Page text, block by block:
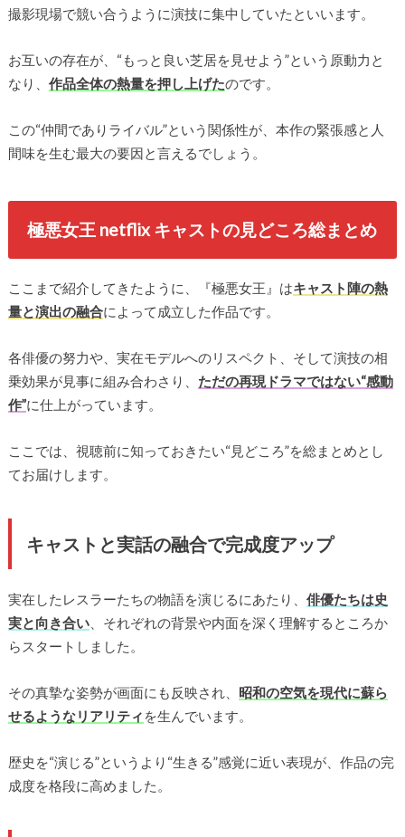
撮影現場で競い合うように演技に集中していたといいます。
お互いの存在が、“もっと良い芝居を見せよう”という原動力と
なり、 作品全体の熱量を押し上げたのです。
この“仲間でありライバル”という関係性が、本作の緊張感と人
間味を生む最大の要因と言えるでしょう。
極悪女王 netflix キャストの見どころ総まとめ
ここまで紹介してきたように、『極悪女王』はキャスト陣の熱
量と演出の融合によって成立した作品です。
各俳優の努力や、実在モデルへのリスペクト、そして演技の相
乗効果が見事に組み合わさり、 ただの再現ドラマではない“感動
作”に仕上がっています。
ここでは、視聴前に知っておきたい“見どころ”を総まとめとし
てお届けします。
キャストと実話の融合で完成度アップ
実在したレスラーたちの物語を演じるにあたり、 俳優たちは史
実と向き合い、それぞれの背景や内面を深く理解するところか
らスタートしました。
その真摯な姿勢が画面にも反映され、 昭和の空気を現代に蘇ら
せるようなリアリティ を生んでいます。
歴史を“演じる”というより“生きる”感覚に近い表現が、作品の完
成度を格段に高めました。